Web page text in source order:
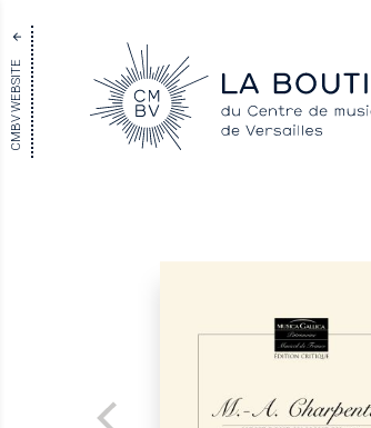
CMBV WEBSITE